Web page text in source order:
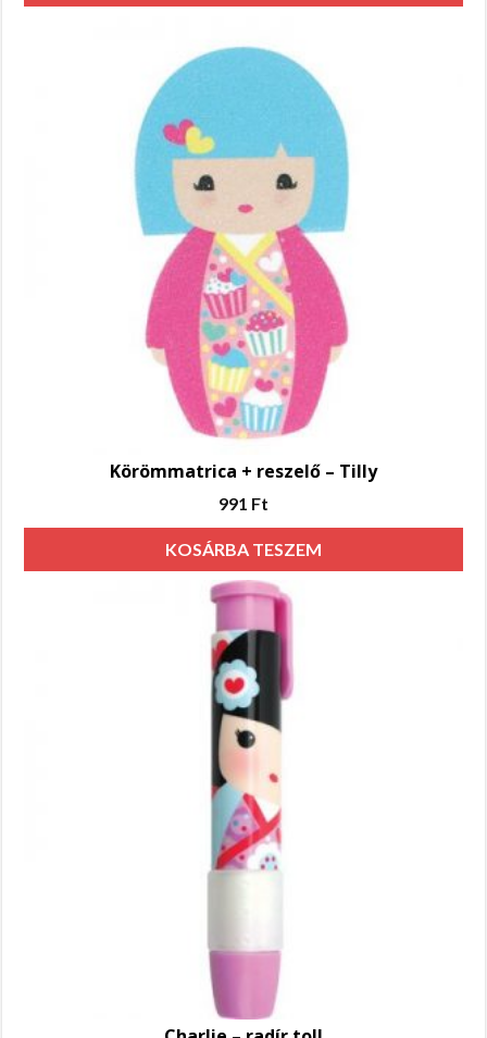
Körömmatrica + reszelő – Tilly
991 Ft
KOSÁRBA TESZEM